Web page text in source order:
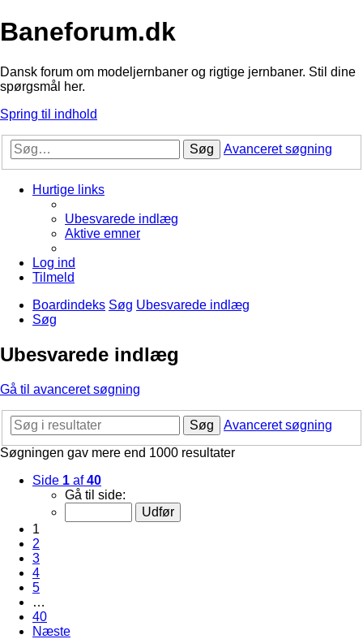
Baneforum.dk
Dansk forum om modeljernbaner og rigtige jernbaner. Stil dine
spørgsmål her.
Spring til indhold
Søg Avanceret søgning
Hurtige links
Ubesvarede indlæg
Aktive emner
Log ind
Tilmeld
Boardindeks Søg Ubesvarede indlæg
Søg
Ubesvarede indlæg
Gå til avanceret søgning
Søg
Avanceret søgning
Søgningen gav mere end 1000 resultater
Side 1 af40
Gå til side:
1
2
3
4
5
…
40
Næste